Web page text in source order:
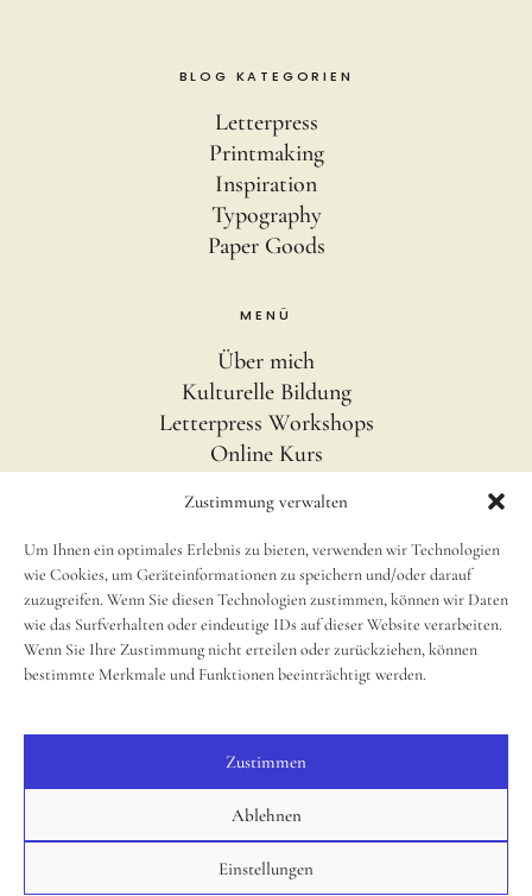
Zustimmung verwalten
Um Ihnen ein optimales Erlebnis zu bieten, verwenden wir Technologien
wie Cookies, um Geräteinformationen zu speichern und/oder darauf
zuzugreifen. Wenn Sie diesen Technologien zustimmen, können wir Daten
wie das Surfverhalten oder eindeutige IDs auf dieser Website verarbeiten.
Wenn Sie Ihre Zustimmung nicht erteilen oder zurückziehen, können
bestimmte Merkmale und Funktionen beeinträchtigt werden.
Zustimmen
Ablehnen
Einstellungen
BLOG KATEGORIEN
Letterpress
Printmaking
Inspiration
Typography
Paper Goods
MENÜ
Über mich
Kulturelle Bildung
Letterpress Workshops
Online Kurs
INFOS
Impressum
Disclaimer
newsletter
Cookie Richtlinie (EU)
SOCIAL
Instagram
© 2025, Small Caps Print Studio